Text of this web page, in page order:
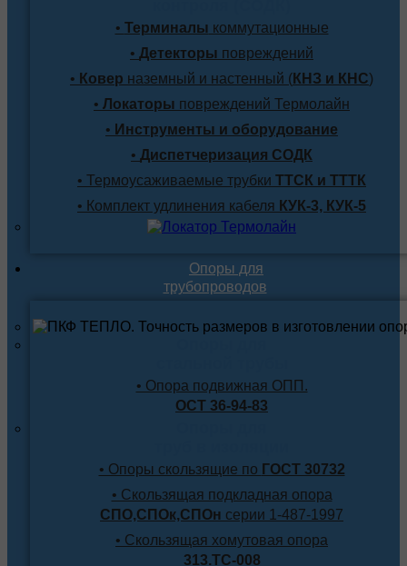
• Терминалы коммутационные
• Детекторы повреждений
• Ковер наземный и настенный (КНЗ и КНС)
• Локаторы повреждений Термолайн
• Инструменты и оборудование
• Диспетчеризация СОДК
• Термоусаживаемые трубки ТТСК и ТТТК
• Комплект удлинения кабеля КУК-3, КУК-5
Опоры для
трубопроводов
• Опора подвижная ОПП.
ОСТ 36-94-83
• Опоры скользящие по ГОСТ 30732
• Скользящая подкладная опора
СПО,СПОк,СПОн серии 1-487-1997
• Скользящая хомутовая опора
313.ТС-008